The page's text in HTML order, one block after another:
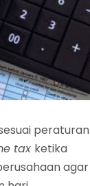
peraturan
tax ketika
agar